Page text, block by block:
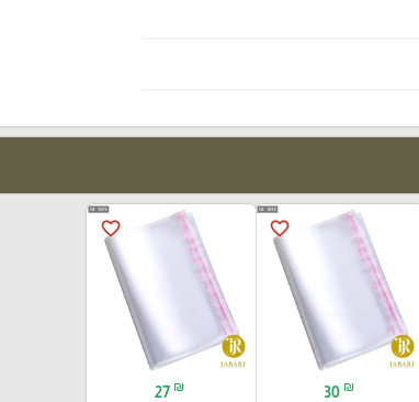
favorite_border
30 ₪
favorite_border
27 ₪